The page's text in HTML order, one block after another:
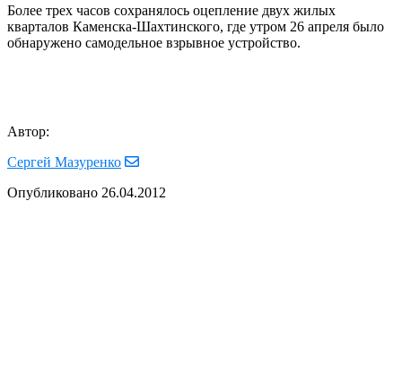
Более трех часов сохранялось оцепление двух жилых
кварталов Каменска-Шахтинского, где утром 26 апреля было
обнаружено самодельное взрывное устройство.
Автор:
Сергей Мазуренко
Опубликовано 26.04.2012